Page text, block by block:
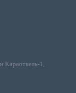
Караоткель-1,